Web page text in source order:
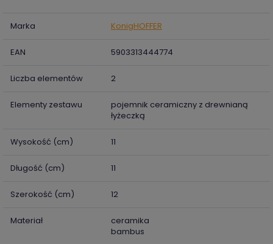
Marka KonigHOFFER
EAN 5903313444774
Liczba elementów 2
Elementy zestawu
pojemnik ceramiczny z drewnianą
łyżeczką
Wysokość (cm) 11
Długość (cm) 11
Szerokość (cm) 12
Materiał
ceramika
bambus